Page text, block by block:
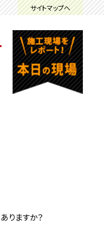
サイトマップへ
りますか？